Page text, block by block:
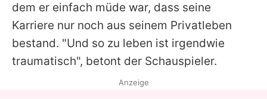
dem er einfach müde war, dass seine
Karriere nur noch aus seinem Privatleben
bestand. "Und so zu leben ist irgendwie
traumatisch", betont der Schauspieler.
Anzeige